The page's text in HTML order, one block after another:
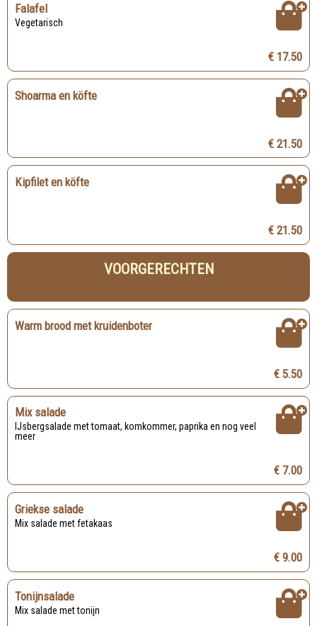
Falafel
Vegetarisch
€ 17.50
Shoarma en köfte
€ 21.50
Kipfilet en köfte
€ 21.50
VOORGERECHTEN
Warm brood met kruidenboter
€ 5.50
Mix salade
meer
€ 7.00
Griekse salade
Mix salade met fetakaas
€ 9.00
Tonijnsalade
Mix salade met tonijn